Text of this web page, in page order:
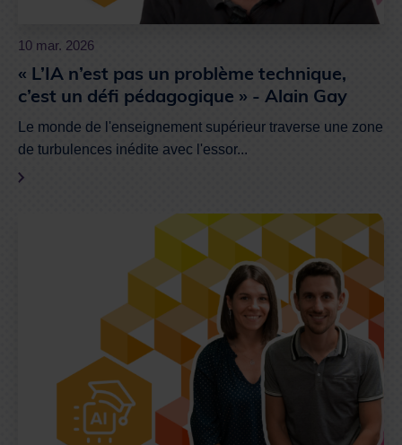
10 mar. 2026
« L’IA n’est pas un problème technique,
c’est un défi pédagogique » - Alain Gay
Le monde de l'enseignement supérieur traverse une zone
de turbulences inédite avec l'essor...